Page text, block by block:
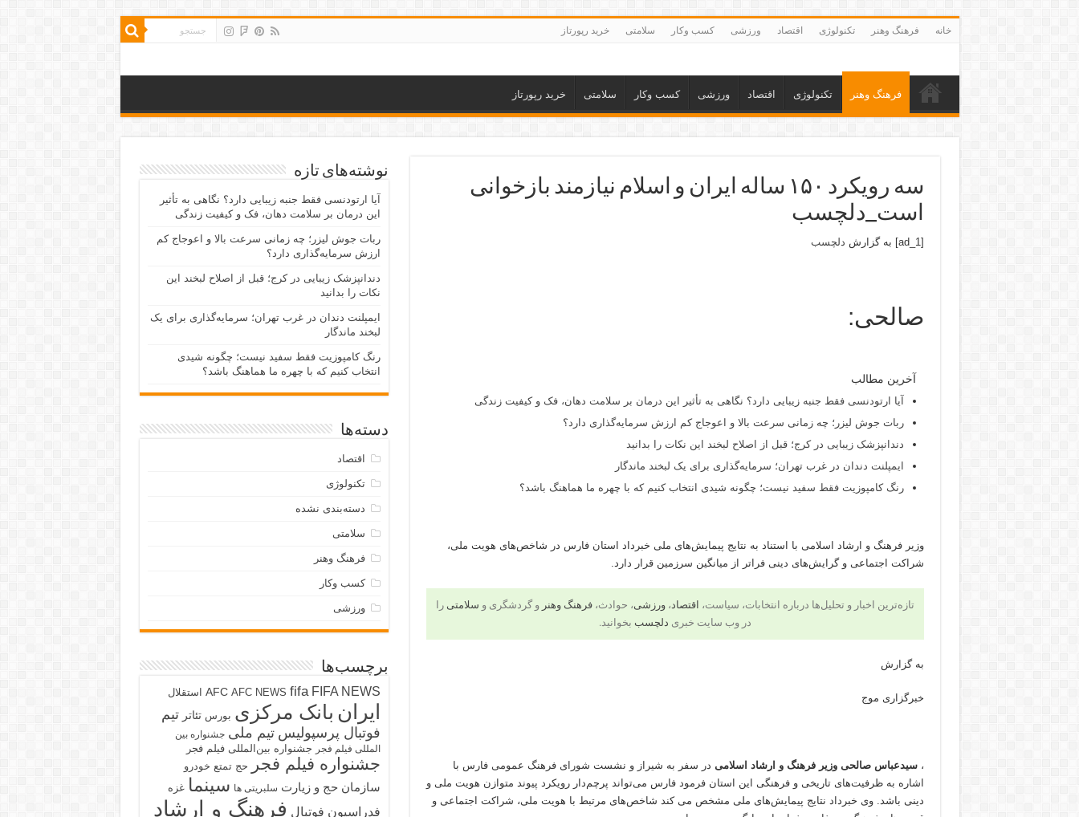
خانه فرهنگ وهنر تکنولوژی اقتصاد ورزشی کسب وکار سلامتی خرید رپورتاز
فرهنگ وهنر تکنولوژی اقتصاد ورزشی کسب وکار سلامتی خرید رپورتاز
سه رویکرد ۱۵۰ ساله ایران و اسلام نیازمند بازخوانی
است_دلچسب
[ad_1] به گزارش دلچسب
صالحی:
آخرین مطالب
آیا ارتودنسی فقط جنبه زیبایی دارد؟ نگاهی به تأثیر این درمان بر سلامت دهان، فک و کیفیت زندگی
ربات جوش لیزر؛ چه زمانی سرعت بالا و اعوجاج کم ارزش سرمایه‌گذاری دارد؟
دندانپزشک زیبایی در کرج؛ قبل از اصلاح لبخند این نکات را بدانید
ایمپلنت دندان در غرب تهران؛ سرمایه‌گذاری برای یک لبخند ماندگار
رنگ کامپوزیت فقط سفید نیست؛ چگونه شیدی انتخاب کنیم که با چهره ما هماهنگ باشد؟
وزیر فرهنگ و ارشاد اسلامی با استناد به نتایج پیمایش‌های ملی خبرداد استان فارس در شاخص‌های هویت ملی،
شراکت اجتماعی و گرایش‌های دینی فراتر از میانگین سرزمین قرار دارد.
تازه‌ترین اخبار و تحلیل‌ها درباره انتخابات، سیاست، اقتصاد،ورزشی، حوادث،فرهنگ وهنر و گردشگری و سلامتی را
در وب سایت خبری دلچسب بخوانید.
به گزارش
خبرگزاری موج
،سیدعباس صالحی وزیر فرهنگ و ارشاد اسلامی در سفر به شیراز و نشست شورای فرهنگ عمومی فارس با
اشاره به ظرفیت‌های تاریخی و فرهنگی این استان فرمود فارس می‌تواند پرچم‌دار رویکرد پیوند متوازن هویت ملی و
دینی باشد. وی خبرداد نتایج پیمایش‌های ملی مشخص می کند شاخص‌های مرتبط با هویت ملی، شراکت اجتماعی و
نوشته‌های تازه
آیا ارتودنسی فقط جنبه زیبایی دارد؟ نگاهی به تأثیر
این درمان بر سلامت دهان، فک و کیفیت زندگی
ربات جوش لیزر؛ چه زمانی سرعت بالا و اعوجاج کم
ارزش سرمایه‌گذاری دارد؟
دندانپزشک زیبایی در کرج؛ قبل از اصلاح لبخند این
نکات را بدانید
ایمپلنت دندان در غرب تهران؛ سرمایه‌گذاری برای یک
لبخند ماندگار
رنگ کامپوزیت فقط سفید نیست؛ چگونه شیدی
انتخاب کنیم که با چهره ما هماهنگ باشد؟
دسته‌ها
اقتصاد
تکنولوژی
دسته‌بندی نشده
سلامتی
فرهنگ وهنر
کسب وکار
ورزشی
برچسب‌ها
AFC AFC NEWS fifa FIFA NEWS استقلال
ایران بانک مرکزی بورس تئاتر تیم
فوتبال پرسپولیس تیم ملی جشنواره بین
المللی فیلم فجر جشنواره بین‌المللی فیلم فجر
جشنواره فیلم فجر حج تمتع خودرو
سازمان حج و زیارت سلبریتی ها سینما غزه
فدراسیون فوتبال فرهنگ و ارشاد